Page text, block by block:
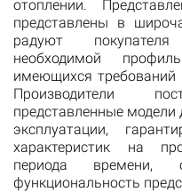
отоплении.
представлены в
радуют
необходимой
имеющихся
Производители
представленные
эксплуатации,
характеристик на
периода времени,
функциональность